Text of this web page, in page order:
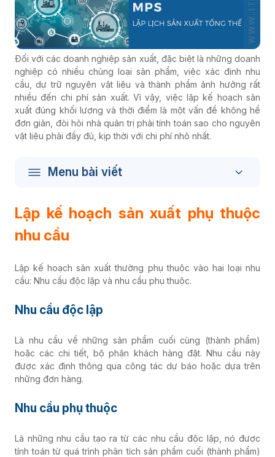
Đối với các doanh nghiệp sản xuất, đặc biệt là những doanh
nghiệp có nhiều chủng loại sản phẩm, việc xác định nhu
cầu, dự trữ nguyên vật liệu và thành phẩm ảnh hưởng rất
nhiều đến chi phí sản xuất. Vì vậy, việc lập kế hoạch sản
xuất đúng khối lượng và thời điểm là một vấn đề không hề
đơn giản, đòi hỏi nhà quản trị phải tính toán sao cho nguyên
vật liệu phải đầy đủ, kịp thời với chi phí nhỏ nhất.
Menu bài viết
Lập kế hoạch sản xuất phụ thuộc
nhu cầu
Lập kế hoạch sản xuất thường phụ thuộc vào hai loại nhu
cầu: Nhu cầu độc lập và nhu cầu phụ thuộc.
Nhu cầu độc lập
Là nhu cầu về những sản phẩm cuối cùng (thành phẩm)
hoặc các chi tiết, bộ phận khách hàng đặt. Nhu cầu này
được xác định thông qua công tác dự báo hoặc dựa trên
những đơn hàng.
Nhu cầu phụ thuộc
Là những nhu cầu tạo ra từ các nhu cầu độc lập, nó được
tính toán từ quá trình phân tích sản phẩm cuối (thành phẩm)